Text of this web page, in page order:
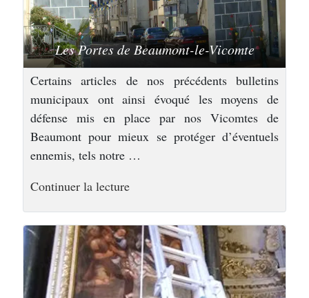
Les Portes de Beaumont-le-Vicomte
Certains articles de nos précédents bulletins
municipaux ont ainsi évoqué les moyens de
défense mis en place par nos Vicomtes de
Beaumont pour mieux se protéger d’éventuels
ennemis, tels notre …
Continuer la lecturede
ville
d’histoire »